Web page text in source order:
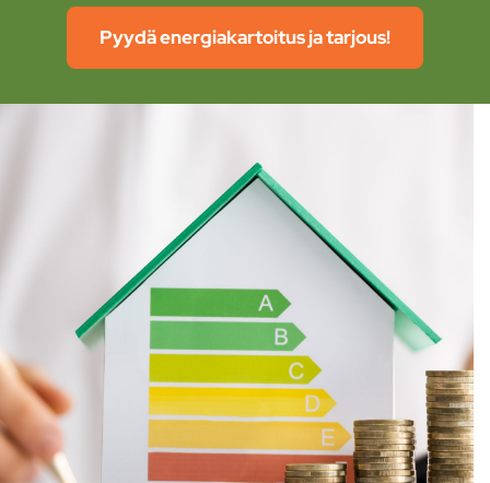
Pyydä energiakartoitus ja tarjous!